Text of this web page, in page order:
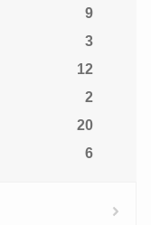
9
3
12
2
20
6